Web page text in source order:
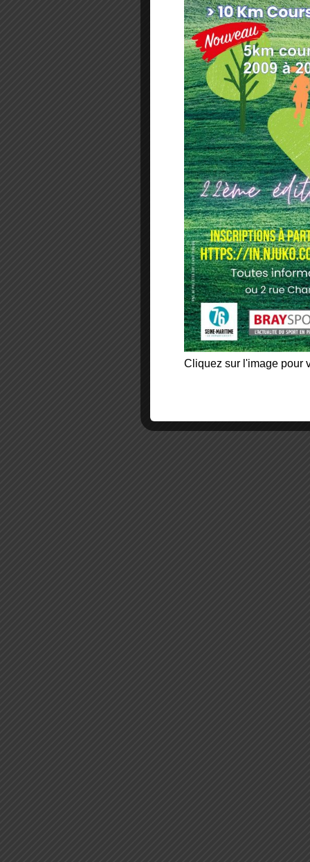
Cliquez sur l'image pour